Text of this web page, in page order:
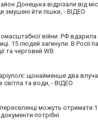
Донецька відрізали від
змушені йти пішки, - ВІДЕО
війни. РФ вдарила
15 людей загинули. В Росії
та черговий WB
щонайменше два
світла та води, - ВІДЕО
можуть отримати
потрібні